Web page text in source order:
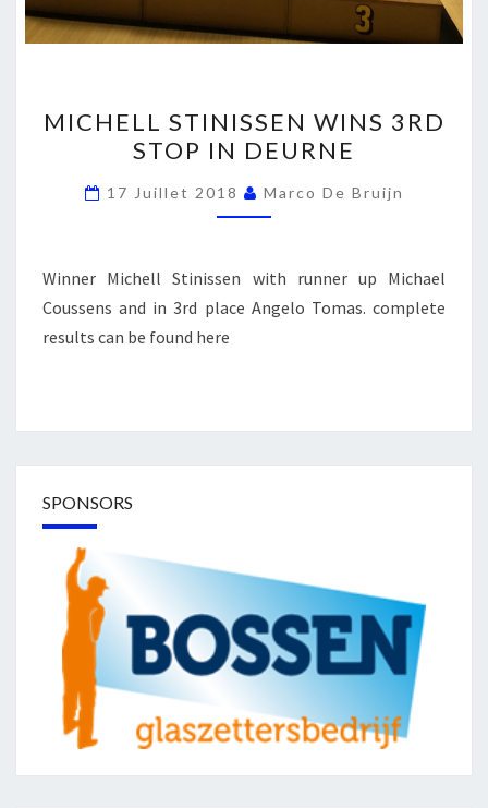
STINISSEN
WINS
3RD
STOP
DEURNE
MICHELL STINISSEN WINS 3RD
STOP IN DEURNE
17 Juillet 2018 Marco De Bruijn
Winner Michell Stinissen with runner up Michael
Coussens and in 3rd place Angelo Tomas. complete
results can be found here
SPONSORS